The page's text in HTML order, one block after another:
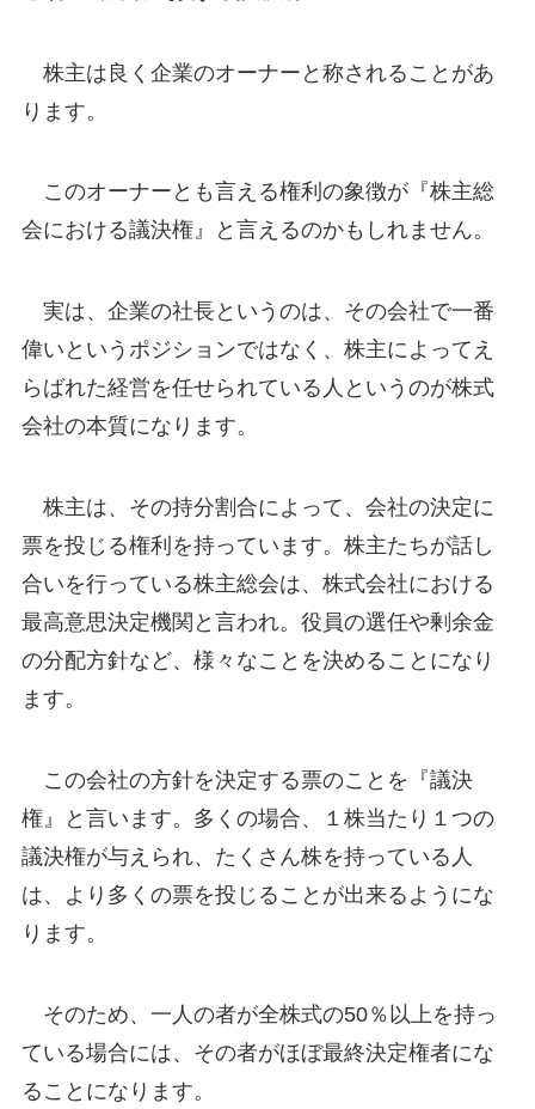
株主は良く企業のオーナーと称されることがあ
ります。
このオーナーとも言える権利の象徴が『株主総
会における議決権』と言えるのかもしれません。
実は、企業の社長というのは、その会社で一番
偉いというポジションではなく、株主によってえ
らばれた経営を任せられている人というのが株式
会社の本質になります。
株主は、その持分割合によって、会社の決定に
票を投じる権利を持っています。株主たちが話し
合いを行っている株主総会は、株式会社における
最高意思決定機関と言われ。役員の選任や剰余金
の分配方針など、様々なことを決めることになり
ます。
この会社の方針を決定する票のことを『議決
権』と言います。多くの場合、１株当たり１つの
議決権が与えられ、たくさん株を持っている人
は、より多くの票を投じることが出来るようにな
ります。
そのため、一人の者が全株式の50％以上を持っ
ている場合には、その者がほぼ最終決定権者にな
ることになります。